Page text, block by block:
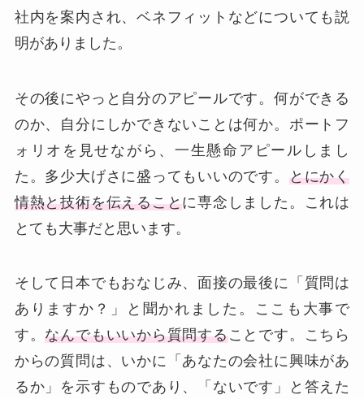
社内を案内され、ベネフィットなどについても説
明がありました。
その後にやっと自分のアピールです。何ができる
のか、自分にしかできないことは何か。ポートフ
ォリオを見せながら、一生懸命アピールしまし
た。多少大げさに盛ってもいいのです。 とにかく
情熱と技術を伝えることに専念しました。これは
とても大事だと思います。
そして日本でもおなじみ、面接の最後に「質問は
ありますか？」と聞かれました。ここも大事で
す。なんでもいいから質問することです。こちら
からの質問は、いかに「あなたの会社に興味があ
るか」を示すものであり、「ないです」と答えた